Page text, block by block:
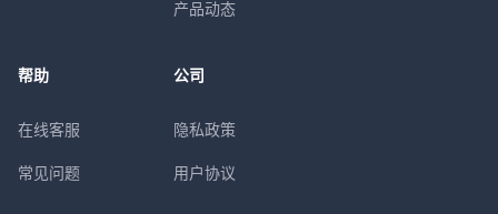
产品动态
帮助
在线客服
常见问题
公司
隐私政策
用户协议